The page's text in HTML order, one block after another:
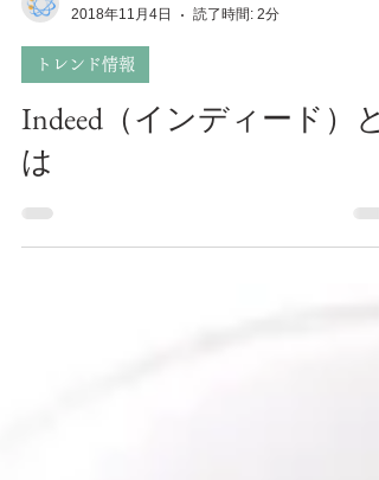
aisca-web
2018年11月4日
読了時間: 2分
トレンド情報
Indeed（インディード）と
は